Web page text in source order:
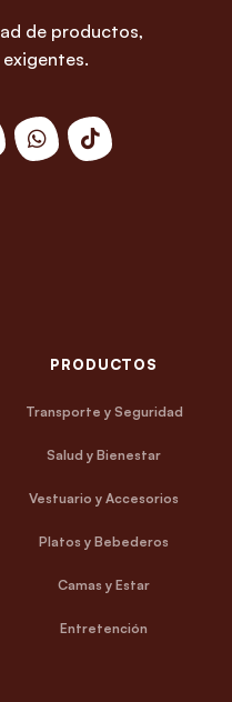
de productos,
PRODUCTOS
Transporte y Seguridad
Salud y Bienestar
Vestuario y Accesorios
Platos y Bebederos
Camas y Estar
Entretención